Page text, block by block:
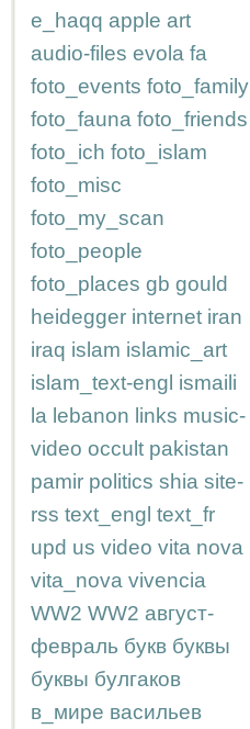
e_haqq apple art
audio-files evola fa
foto_events foto_family
foto_fauna foto_friends
foto_ich foto_islam
foto_misc
foto_my_scan
foto_people
foto_places gb gould
heidegger internet iran
iraq islam islamic_art
islam_text-engl ismaili
la lebanon links music-
video occult pakistan
pamir politics shia site-
rss text_engl text_fr
upd us video vita nova
vita_nova vivencia
WW2 WW2 август-
февраль букв буквы
буквы булгаков
в_мире васильев